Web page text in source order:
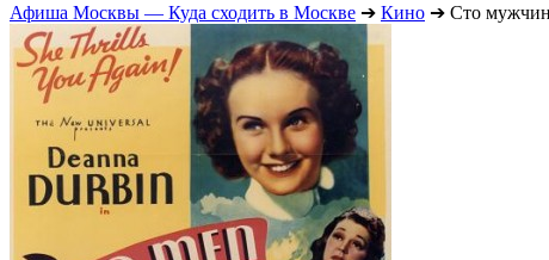
Афиша Москвы — Куда сходить в Москве ➔ Кино ➔ Сто